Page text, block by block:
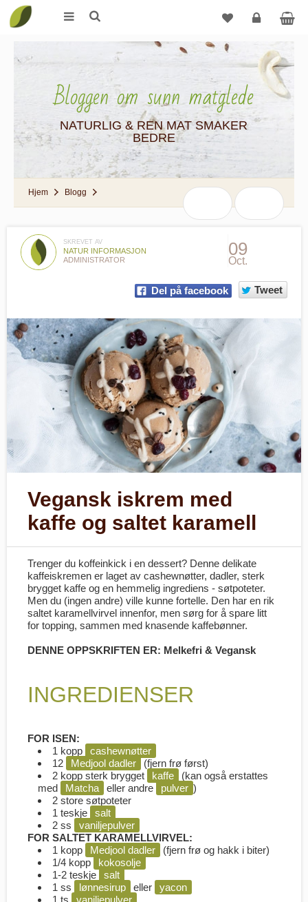
Logg
Bloggen om sunn matglede
NATURLIG & REN MAT SMAKER
BEDRE
Hjem Blogg
SKREVET AV
NATUR INFORMASJON
ADMINISTRATOR
09
Oct.
Del på facebook Tweet
Vegansk iskrem med
kaffe og saltet karamell
Trenger du koffeinkick i en dessert? Denne delikate
kaffeiskremen er laget av cashewnøtter, dadler, sterk
brygget kaffe og en hemmelig ingrediens - søtpoteter.
Men du (ingen andre) ville kunne fortelle. Den har en rik
saltet karamellvirvel innenfor, men sørg for å spare litt
for topping, sammen med knasende kaffebønner.
DENNE OPPSKRIFTEN ER: Melkefri & Vegansk
INGREDIENSER
FOR ISEN:
1 kopp
cashewnøtter
12
Medjool dadler
(fjern frø først)
2 kopp sterk brygget
kaffe
(kan også erstattes
med
Matcha eller andre pulver )
2 store søtpoteter
1 teskje
salt
2 ss
vaniljepulver
FOR SALTET KARAMELLVIRVEL:
1 kopp
Medjool dadler
(fjern frø og hakk i biter)
1/4 kopp
kokosolje
1-2 teskje
salt
1 ss
lønnesirup eller
yacon